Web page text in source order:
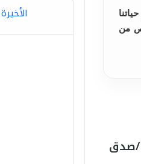
من
/صدق
الأخيرة